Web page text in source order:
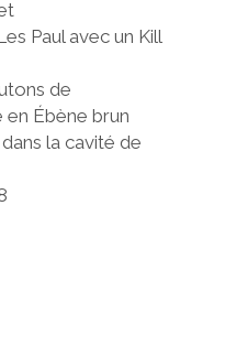
Paul avec un Kill
de
Ébène brun
la cavité de